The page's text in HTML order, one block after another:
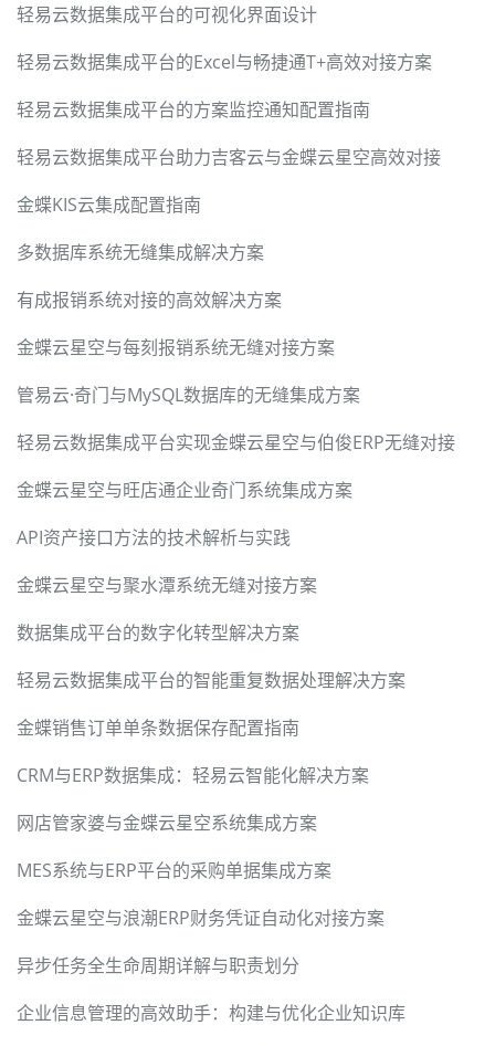
轻易云数据集成平台的可视化界面设计
轻易云数据集成平台的Excel与畅捷通T+高效对接方案
轻易云数据集成平台的方案监控通知配置指南
轻易云数据集成平台助力吉客云与金蝶云星空高效对接
金蝶KIS云集成配置指南
多数据库系统无缝集成解决方案
有成报销系统对接的高效解决方案
金蝶云星空与每刻报销系统无缝对接方案
管易云·奇门与MySQL数据库的无缝集成方案
轻易云数据集成平台实现金蝶云星空与伯俊ERP无缝对接
金蝶云星空与旺店通企业奇门系统集成方案
API资产接口方法的技术解析与实践
金蝶云星空与聚水潭系统无缝对接方案
数据集成平台的数字化转型解决方案
轻易云数据集成平台的智能重复数据处理解决方案
金蝶销售订单单条数据保存配置指南
CRM与ERP数据集成：轻易云智能化解决方案
网店管家婆与金蝶云星空系统集成方案
MES系统与ERP平台的采购单据集成方案
金蝶云星空与浪潮ERP财务凭证自动化对接方案
异步任务全生命周期详解与职责划分
企业信息管理的高效助手：构建与优化企业知识库